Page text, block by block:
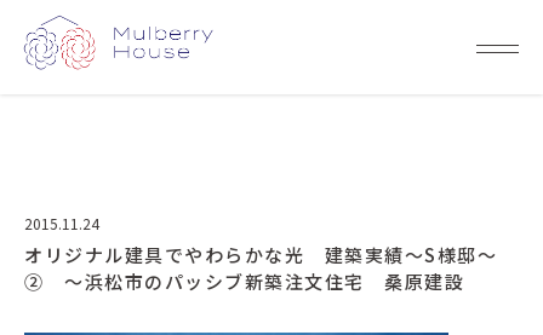
2015.11.24
オリジナル建具でやわらかな光 建築実績～S様邸～
② ～浜松市のパッシブ新築注文住宅 桑原建設